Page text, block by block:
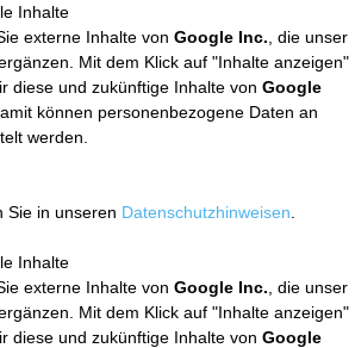
Inhalte
externe Inhalte von Google Inc. , die unser
Mit dem Klick auf "Inhalte anzeigen"
diese und zukünftige Inhalte von Google
können personenbezogene Daten an
werden.
Sie in unseren Datenschutzhinweisen
Inhalte
externe Inhalte von Google Inc. , die unser
Mit dem Klick auf "Inhalte anzeigen"
diese und zukünftige Inhalte von Google